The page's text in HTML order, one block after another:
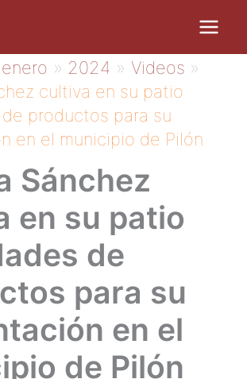
enero 2024
Videos
cultiva en su patio
productos para su
en el municipio de Pilón
Sánchez
en su patio
de
para su
en el
de Pilón